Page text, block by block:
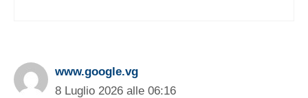
www.google.vg
8 Luglio 2026 alle 06:16